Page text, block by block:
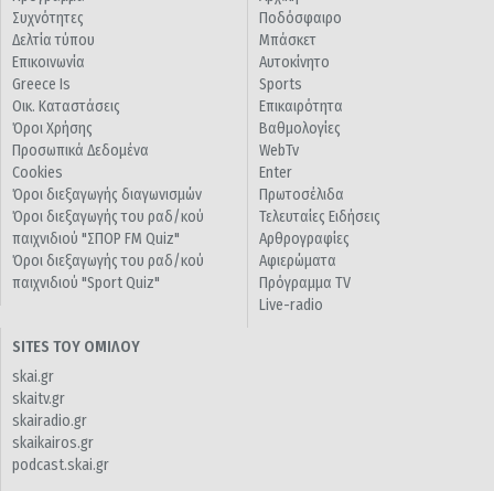
Συχνότητες
Δελτία τύπου
Επικοινωνία
Greece Is
Οικ. Καταστάσεις
Όροι Χρήσης
Προσωπικά Δεδομένα
Cookies
Όροι διεξαγωγής διαγωνισμών
Όροι διεξαγωγής του ραδ/κού
παιχνιδιού "ΣΠΟΡ FM Quiz"
Όροι διεξαγωγής του ραδ/κού
παιχνιδιού "Sport Quiz"
Ποδόσφαιρο
Μπάσκετ
Αυτοκίνητο
Sports
Επικαιρότητα
Βαθμολογίες
WebTv
Enter
Πρωτοσέλιδα
Τελευταίες Ειδήσεις
Αρθρογραφίες
Αφιερώματα
Πρόγραμμα TV
Live-radio
SITES ΤΟΥ ΟΜΙΛΟΥ
skai.gr
skaitv.gr
skairadio.gr
skaikairos.gr
podcast.skai.gr